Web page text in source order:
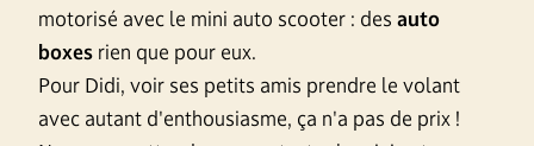
motorisé avec le mini auto scooter : des auto
boxes rien que pour eux.
Pour Didi, voir ses petits amis prendre le volant
avec autant d'enthousiasme, ça n'a pas de prix !